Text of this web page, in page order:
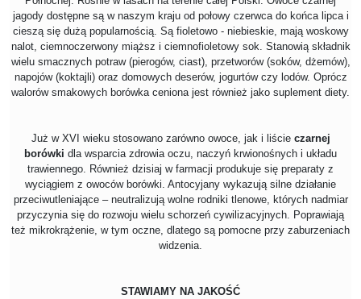
jagody dostępne są w naszym kraju od połowy czerwca do końca lipca i
cieszą się dużą popularnością. Są fioletowo - niebieskie, mają woskowy
nalot, ciemnoczerwony miąższ i ciemnofioletowy sok. Stanowią składnik
wielu smacznych potraw (pierogów, ciast), przetworów (soków, dżemów),
napojów (koktajli) oraz domowych deserów, jogurtów czy lodów. Oprócz
walorów smakowych borówka ceniona jest również jako suplement diety.
Już w XVI wieku stosowano zarówno owoce, jak i liście czarnej
borówki dla wsparcia zdrowia oczu, naczyń krwionośnych i układu
trawiennego. Również dzisiaj w farmacji produkuje się preparaty z
wyciągiem z owoców borówki. Antocyjany wykazują silne działanie
przeciwutleniające – neutralizują wolne rodniki tlenowe, których nadmiar
przyczynia się do rozwoju wielu schorzeń cywilizacyjnych. Poprawiają
też mikrokrążenie, w tym oczne, dlatego są pomocne przy zaburzeniach
widzenia.
STAWIAMY NA JAKOŚĆ